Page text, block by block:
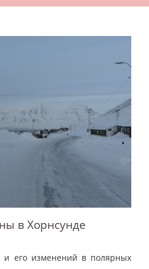
в Хорнсунде
и его изменений в полярных